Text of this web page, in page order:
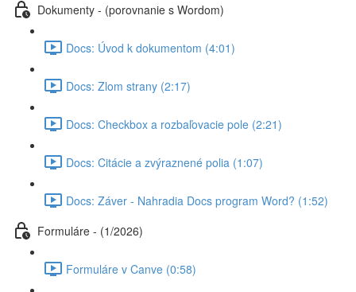
Dokumenty - (porovnanie s Wordom)
Docs: Úvod k dokumentom (4:01)
Docs: Zlom strany (2:17)
Docs: Checkbox a rozbaľovacie pole (2:21)
Docs: Citácie a zvýraznené polia (1:07)
Docs: Záver - Nahradia Docs program Word? (1:52)
Formuláre - (1/2026)
Formuláre v Canve (0:58)